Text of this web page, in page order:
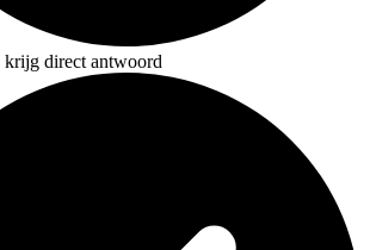
krijg direct antwoord